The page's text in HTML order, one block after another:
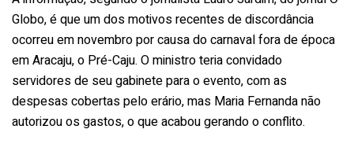
Globo, é que um dos motivos recentes de discordância
ocorreu em novembro por causa do carnaval fora de época
em Aracaju, o Pré-Caju. O ministro teria convidado
servidores de seu gabinete para o evento, com as
despesas cobertas pelo erário, mas Maria Fernanda não
autorizou os gastos, o que acabou gerando o conflito.